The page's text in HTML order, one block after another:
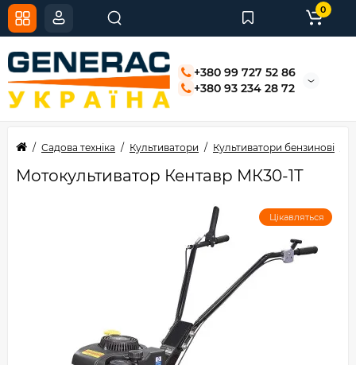
+380 99 727 52 86
+380 93 234 28 72
0
Садова техніка Культиватори Культиватори бензинові
Мотокультиватор Кентавр МК30-1Т
Цікавляться